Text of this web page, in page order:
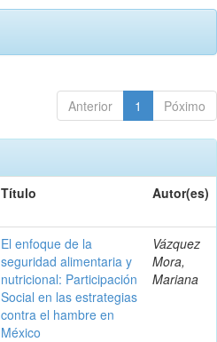
Anterior 1 Póximo
Título Autor(es)
El enfoque de la
seguridad alimentaria y
nutricional: Participación
Social en las estrategias
contra el hambre en
México
Vázquez
Mora,
Mariana